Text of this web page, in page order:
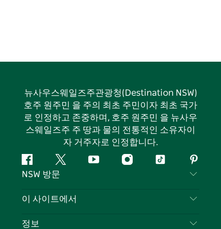
뉴사우스웨일즈주관광청(Destination NSW)
호주 원주민 을 주의 최초 주민이자 최초 국가
로 인정하고 존중하며, 호주 원주민 을 뉴사우
스웨일즈주 주 땅과 물의 전통적인 소유자이
자 거주자로 인정합니다.
페
이
북
지
다
유
인
틱
핀
터
스
NSW 방문
문의하기
이 사이트에서
목적지
정보